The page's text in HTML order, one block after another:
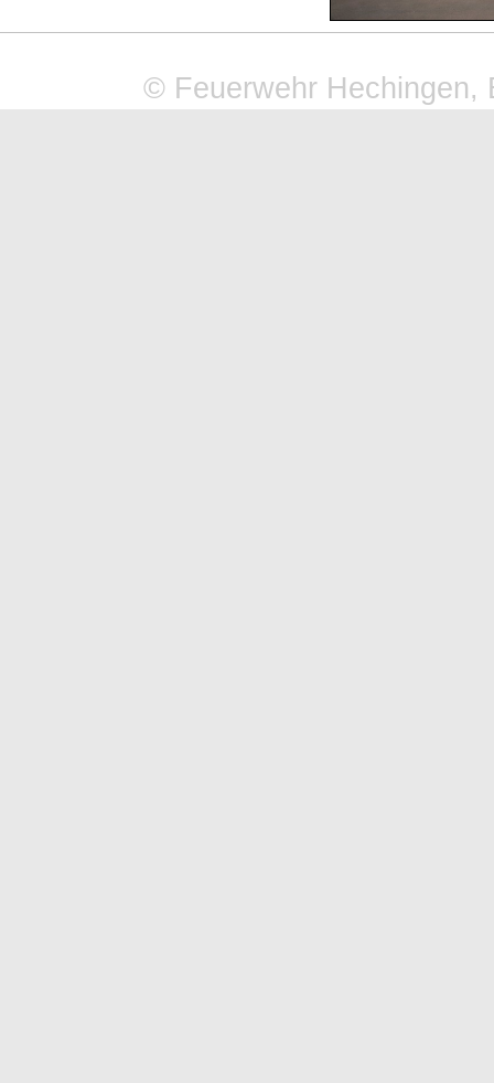
© Feuerwehr Hechingen,